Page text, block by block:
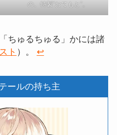
の、特製“おてもと”。
ちゅるちゅる」かには諸
ト ）。 ↩︎
ールの持ち主